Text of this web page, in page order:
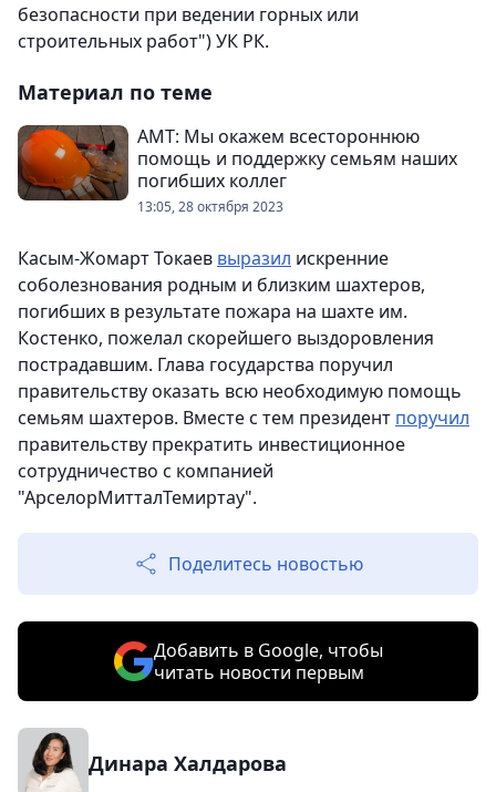
безопасности при ведении горных или
строительных работ") УК РК.
Материал по теме
АМТ: Мы окажем всестороннюю
помощь и поддержку семьям наших
погибших коллег
13:05, 28 октября 2023
Касым-Жомарт Токаев выразил искренние
соболезнования родным и близким шахтеров,
погибших в результате пожара на шахте им.
Костенко, пожелал скорейшего выздоровления
пострадавшим. Глава государства поручил
правительству оказать всю необходимую помощь
семьям шахтеров. Вместе с тем президент поручил
правительству прекратить инвестиционное
сотрудничество с компанией
"АрселорМитталТемиртау".
Поделитесь новостью
Добавить в Google, чтобы
читать новости первым
Динара Халдарова